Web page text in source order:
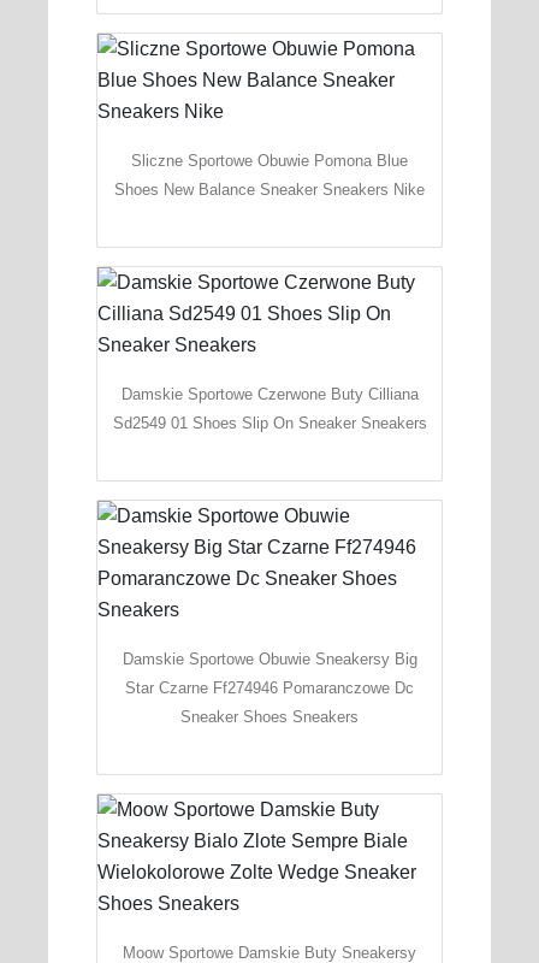
Sliczne Sportowe Obuwie Pomona Blue
Shoes New Balance Sneaker Sneakers Nike
Damskie Sportowe Czerwone Buty Cilliana
Sd2549 01 Shoes Slip On Sneaker Sneakers
Damskie Sportowe Obuwie Sneakersy Big
Star Czarne Ff274946 Pomaranczowe Dc
Sneaker Shoes Sneakers
Moow Sportowe Damskie Buty Sneakersy